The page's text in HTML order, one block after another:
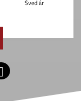
Švedlár